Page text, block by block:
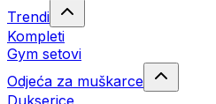
Trendi
Kompleti
Gym setovi
Odjeća za muškarce